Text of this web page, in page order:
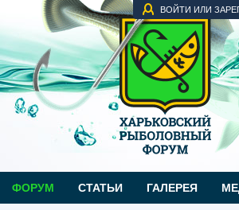
ВОЙТИ ИЛИ
ФОРУМ СТАТЬИ ГАЛЕРЕЯ